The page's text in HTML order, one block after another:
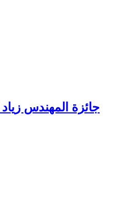
جائزة المهندس زياد